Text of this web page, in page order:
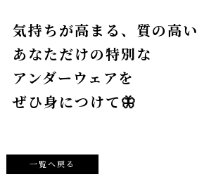
気持ちが高まる、質の高い
あなただけの特別な
アンダーウェアを
ぜひ身につけて🦋
一覧へ戻る